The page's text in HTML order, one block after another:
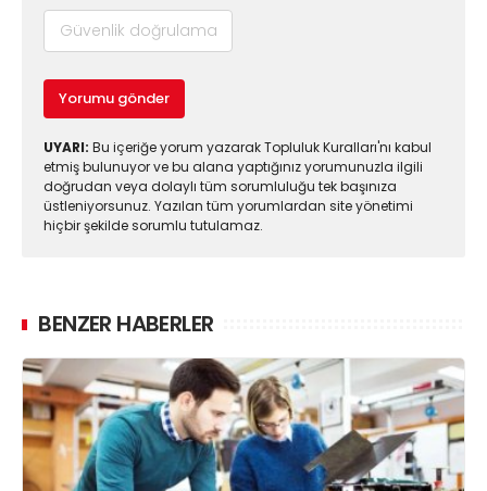
Yorumu gönder
UYARI: Bu içeriğe yorum yazarak Topluluk Kuralları'nı kabul
etmiş bulunuyor ve bu alana yaptığınız yorumunuzla ilgili
doğrudan veya dolaylı tüm sorumluluğu tek başınıza
üstleniyorsunuz. Yazılan tüm yorumlardan site yönetimi
hiçbir şekilde sorumlu tutulamaz.
BENZER HABERLER